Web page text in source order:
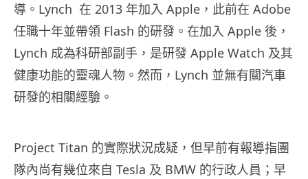
導。Lynch 在 2013 年加入 Apple，此前在 Adobe
任職十年並帶領 Flash 的研發。在加入 Apple 後，
Lynch 成為科研部副手，是研發 Apple Watch 及其
健康功能的靈魂人物。然而，Lynch 並無有關汽車
研發的相關經驗。
Project Titan 的實際狀況成疑，但早前有報導指團
隊內尚有幾位來自 Tesla 及 BMW 的行政人員；早